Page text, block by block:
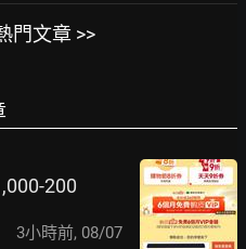
門文章 >>
200
3小時前, 08/07